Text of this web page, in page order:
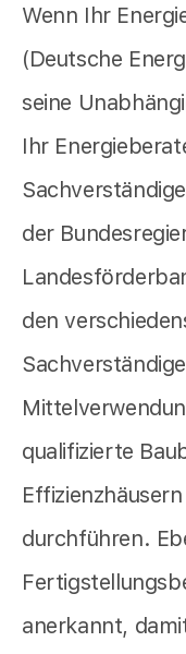
Wenn Ihr
(Deutsche
seine
Ihr
der
den
qualifizierte
durchführen.
anerkannt,